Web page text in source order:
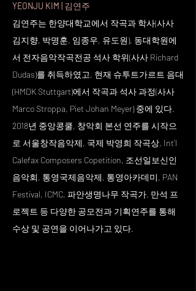
YEONJU KIM | 김연주
김연주는 한양대학교에서 작곡과 학사(사사
김지향, 박명훈, 임종우, 유도원), 동대학원에
서 전자음악작곡전공 석사 학위(사사 Richard
Dudas)를 취득하였고, 현재 슈투트가르트 음대
(HMDK Stuttgart)에서 작곡과 석사 과정(사사
Marco Stroppa, Piet Johan Meyer) 중에 있다.
2018년 중앙콩쿨, 창악회 본선 연주를 시작으
로 서울창작음악제, 국제 박영희 작곡상, Int’l
Calefax Composers Copetition, 조선일보신인
음악회, 통영국제음악제, 통영아카데미, PAN
Festival, ICMC, 파안생명나무 작곡가, 만석 프
로젝트 등 다양한 공모전과 기획연주를 통해
수상 및 공연을 이어나가고 있다.